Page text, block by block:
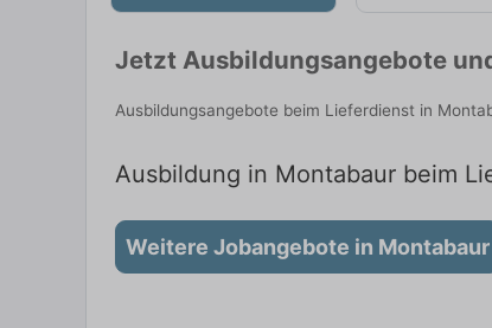
Jetzt Ausbildungsangebote
Ausbildungsangebote beim Lieferdienst in
Ausbildung in Montabaur beim
Weitere Jobangebote in Montabaur